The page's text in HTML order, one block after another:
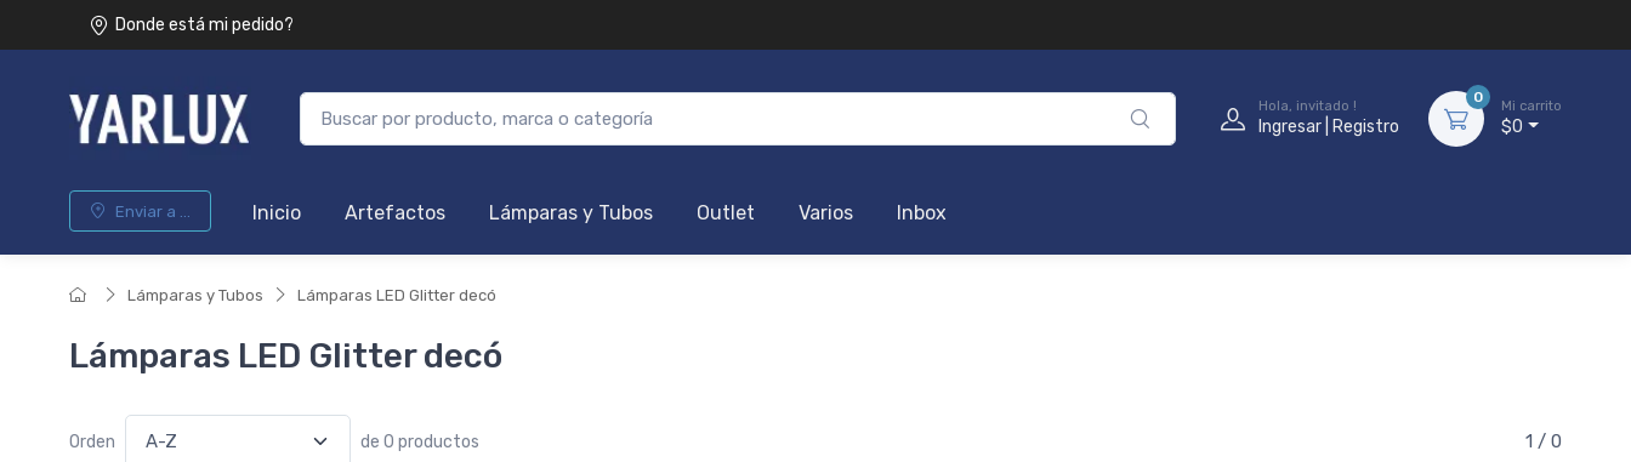
Donde está mi pedido?
Hola, invitado !
Ingresar | Registro
0
Mi carrito
$0
Enviar a ... Inicio Artefactos Lámparas y Tubos Outlet Varios Inbox
Lámparas y Tubos Lámparas LED Glitter decó
Lámparas LED Glitter decó
Orden de 0 productos 1 / 0